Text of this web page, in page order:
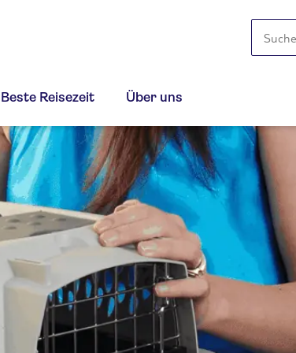
nach:
Beste Reisezeit Über uns